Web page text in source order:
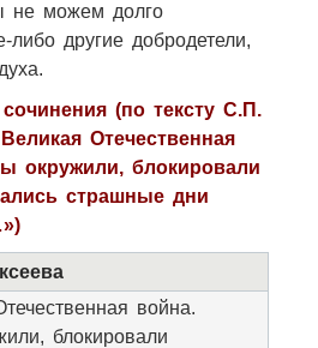
не можем долго
либо другие добродетели,
(по тексту С.П.
Отечественная
окружили, блокировали
страшные дни
война.
блокировали